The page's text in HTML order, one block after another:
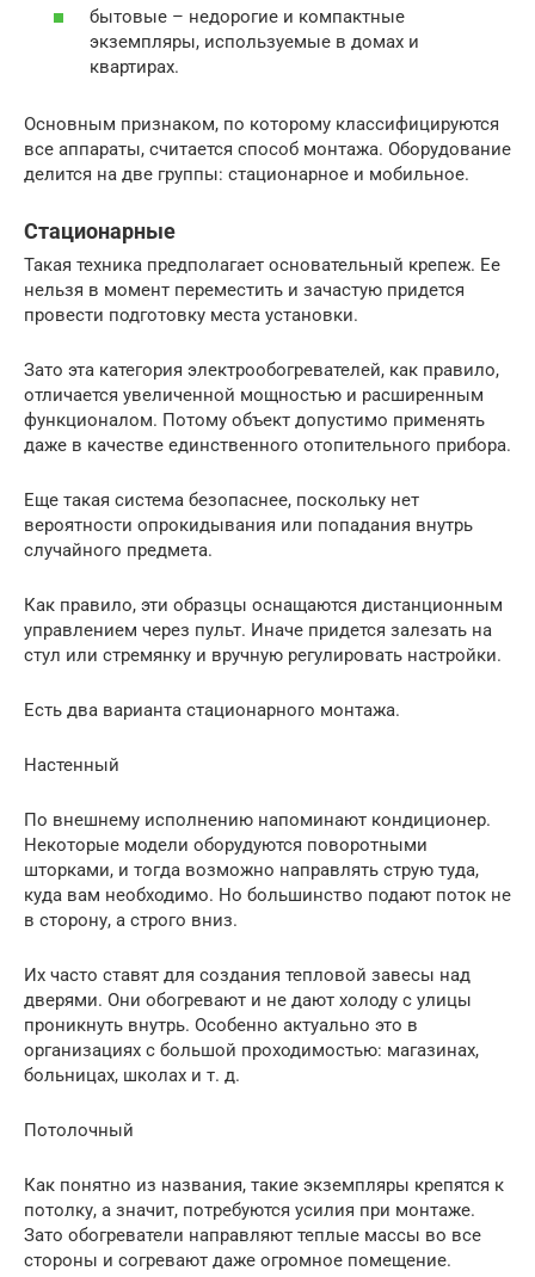
бытовые – недорогие и компактные
экземпляры, используемые в домах и
квартирах.
Основным признаком, по которому классифицируются
все аппараты, считается способ монтажа. Оборудование
делится на две группы: стационарное и мобильное.
Стационарные
Такая техника предполагает основательный крепеж. Ее
нельзя в момент переместить и зачастую придется
провести подготовку места установки.
Зато эта категория электрообогревателей, как правило,
отличается увеличенной мощностью и расширенным
функционалом. Потому объект допустимо применять
даже в качестве единственного отопительного прибора.
Еще такая система безопаснее, поскольку нет
вероятности опрокидывания или попадания внутрь
случайного предмета.
Как правило, эти образцы оснащаются дистанционным
управлением через пульт. Иначе придется залезать на
стул или стремянку и вручную регулировать настройки.
Есть два варианта стационарного монтажа.
Настенный
По внешнему исполнению напоминают кондиционер.
Некоторые модели оборудуются поворотными
шторками, и тогда возможно направлять струю туда,
куда вам необходимо. Но большинство подают поток не
в сторону, а строго вниз.
Их часто ставят для создания тепловой завесы над
дверями. Они обогревают и не дают холоду с улицы
проникнуть внутрь. Особенно актуально это в
организациях с большой проходимостью: магазинах,
больницах, школах и т. д.
Потолочный
Как понятно из названия, такие экземпляры крепятся к
потолку, а значит, потребуются усилия при монтаже.
Зато обогреватели направляют теплые массы во все
стороны и согревают даже огромное помещение.